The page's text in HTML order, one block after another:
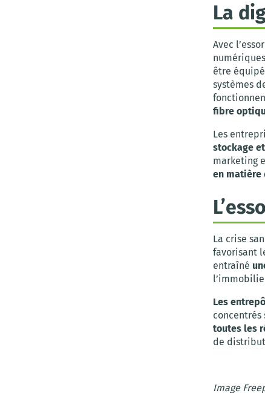
La
Avec
être
systèmes
fibre
Les
stockage
marketing
en matière
La crise
favorisant
entraîné
Les
toutes les
de
Image